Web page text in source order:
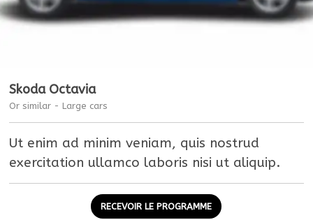
Skoda Octavia
Or similar - Large cars
Ut enim ad minim veniam, quis nostrud
exercitation ullamco laboris nisi ut aliquip.
RECEVOIR LE PROGRAMME